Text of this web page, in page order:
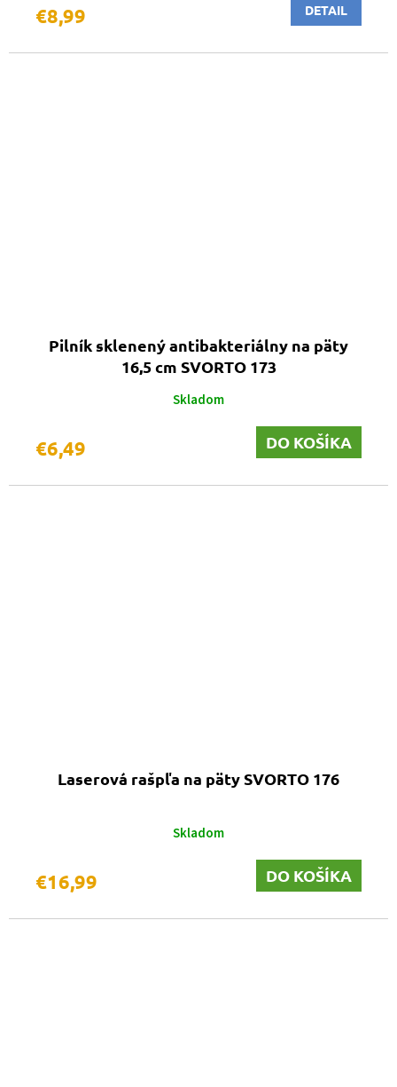
€8,99 DETAIL
Pilník sklenený antibakteriálny na päty
16,5 cm SVORTO 173
Skladom
€6,49 DO KOŠÍKA
Laserová rašpľa na päty SVORTO 176
Skladom
€16,99 DO KOŠÍKA